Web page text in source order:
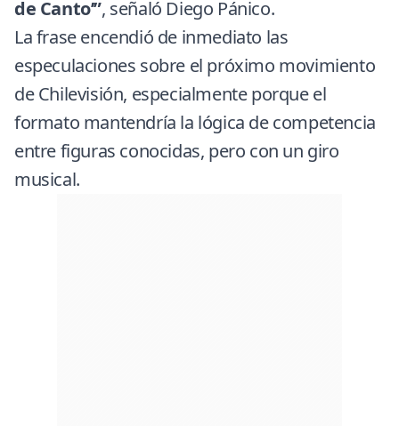
de Canto’”, señaló Diego Pánico.
La frase encendió de inmediato las
especulaciones sobre el próximo movimiento
de Chilevisión, especialmente porque el
formato mantendría la lógica de competencia
entre figuras conocidas, pero con un giro
musical.